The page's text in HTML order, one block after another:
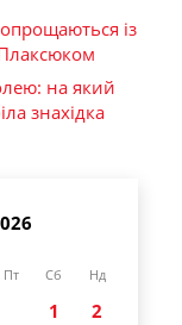
із
на який
знахідка
Пт Сб Нд
1
2